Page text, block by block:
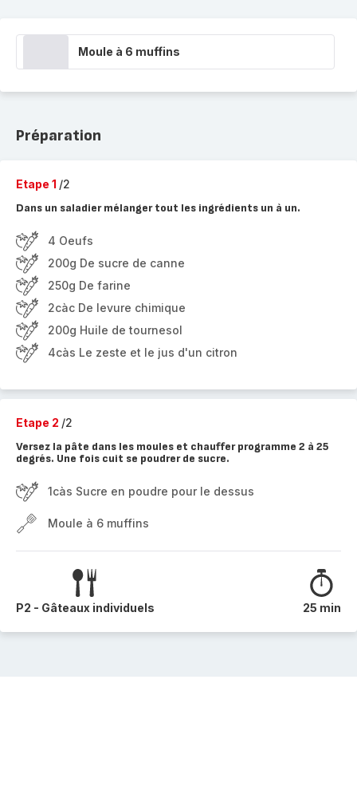
Moule à 6 muffins
Préparation
Etape 1 /2
Dans un saladier mélanger tout les ingrédients un à un.
4 Oeufs
200g De sucre de canne
250g De farine
2càc De levure chimique
200g Huile de tournesol
4càs Le zeste et le jus d'un citron
Etape 2 /2
Versez la pâte dans les moules et chauffer programme 2 à 25
degrés. Une fois cuit se poudrer de sucre.
1càs Sucre en poudre pour le dessus
Moule à 6 muffins
P2 - Gâteaux individuels 25 min